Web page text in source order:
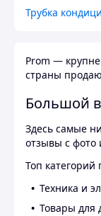
Трубка
Prom —
страны
Большой
Здесь самые
отзывы с фото
Топ категорий
Техника и
Товары для